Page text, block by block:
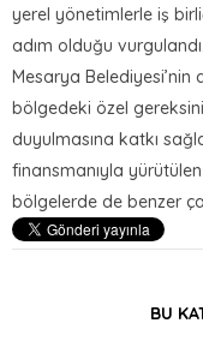
yerel yönetimlerle iş
adım olduğu vurgulandı.
Mesarya
bölgedeki özel
duyulmasına katkı
finansmanıyla
bölgelerde de benzer
BU